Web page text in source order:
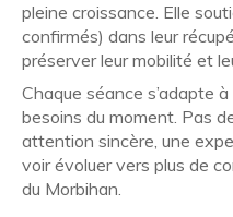
pleine croissance. Elle
confirmés) dans leur
préserver leur mobilité et
Chaque séance s’adapte
besoins du moment. Pas
attention sincère, une
voir évoluer vers plus de
du Morbihan.